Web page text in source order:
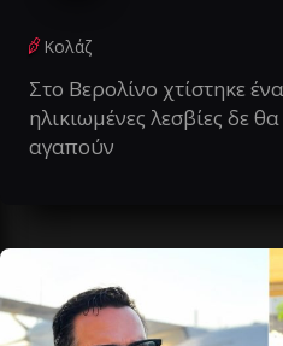
Κολάζ
Στο Βερολίνο χτίστηκε
ηλικιωμένες λεσβίες δε
αγαπούν